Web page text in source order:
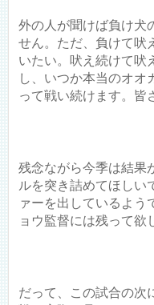
外の人が聞けば負け犬
せん。ただ、負けて吠
いたい。吠え続けて吠
し、いつか本当のオオ
って戦い続けます。皆
残念ながら今季は結果
ルを突き詰めてほしい
ァーを出しているよう
ョウ監督には残って欲
だって、この試合の次